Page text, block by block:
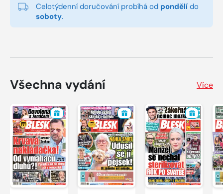
Celotýdenní doručování probíhá od pondělí do
soboty.
Všechna vydání Více